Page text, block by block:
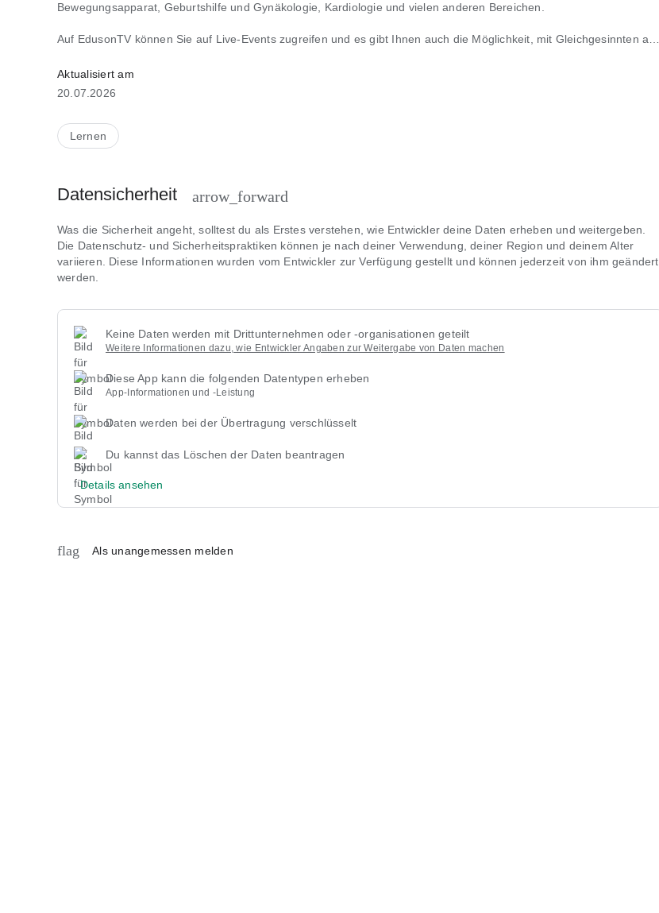
Bewegungsapparat, Geburtshilfe und Gynäkologie, Kardiologie und vielen anderen Bereichen.
Auf EdusonTV können Sie auf Live-Events zugreifen und es gibt Ihnen auch die Möglichkeit, mit Gleichgesinnten aus
über unsere Community-Funktion mit anderen medizinischen Fachkräften interagieren. Das Herunterladen der App
hilft Ihnen auch dabei, über alle neu hochgeladenen Inhalte auf dem Laufenden zu bleiben.
▷ Neu? Abonnieren Sie die App, um sofortigen Zugriff zu erhalten.
Kaufbestätigung belastet. Die Preise variieren je nach Standort und werden vor dem Kauf bestätigt. Das Abonnement
Abrechnungszeitraums oder des Probezeitraums (falls angeboten) gekündigt wird. Jederzeit in den
Kontoeinstellungen kündbar.
Weitere Informationen finden Sie in unserem:
-Datenschutzerklärung: https://www.edusontv.net/pages/politica-de-confidentialitate-1
Aktualisiert am
20.07.2026
Lernen
Datensicherheit arrow_forward
Was die Sicherheit angeht, solltest du als Erstes verstehen, wie Entwickler deine Daten erheben und weitergeben.
Die Datenschutz- und Sicherheitspraktiken können je nach deiner Verwendung, deiner Region und deinem Alter
variieren. Diese Informationen wurden vom Entwickler zur Verfügung gestellt und können jederzeit von ihm geändert
werden.
Keine Daten werden mit Drittunternehmen oder -organisationen geteilt
Weitere Informationen dazu, wie Entwickler Angaben zur Weitergabe von Daten machen
Diese App kann die folgenden Datentypen erheben
App-Informationen und -Leistung
Daten werden bei der Übertragung verschlüsselt
Du kannst das Löschen der Daten beantragen
Details ansehen
flag Als unangemessen melden